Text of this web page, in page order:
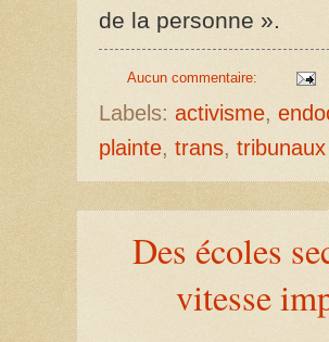
de la personne ».
Aucun commentaire:
Labels: activisme,
plainte, trans, tribunaux
Des écoles
vitesse